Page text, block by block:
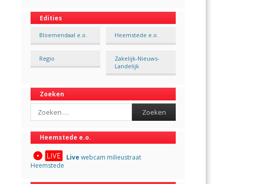
Edities
Bloemendaal e.o. Heemstede e.o.
Regio
Zakelijk-Nieuws-
Landelijk
Zoeken
Search
Heemstede e.o.
Live webcam milieustraat
Heemstede